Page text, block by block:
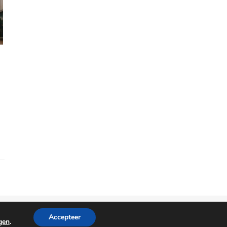
2026 © reisaccessoires.com
. Accepteer